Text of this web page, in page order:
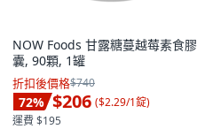
NOW Foods 甘露糖蔓越莓素食膠
囊, 90顆, 1罐
折扣後價格$740
72% $206 ($2.29/1錠)
運費 $195